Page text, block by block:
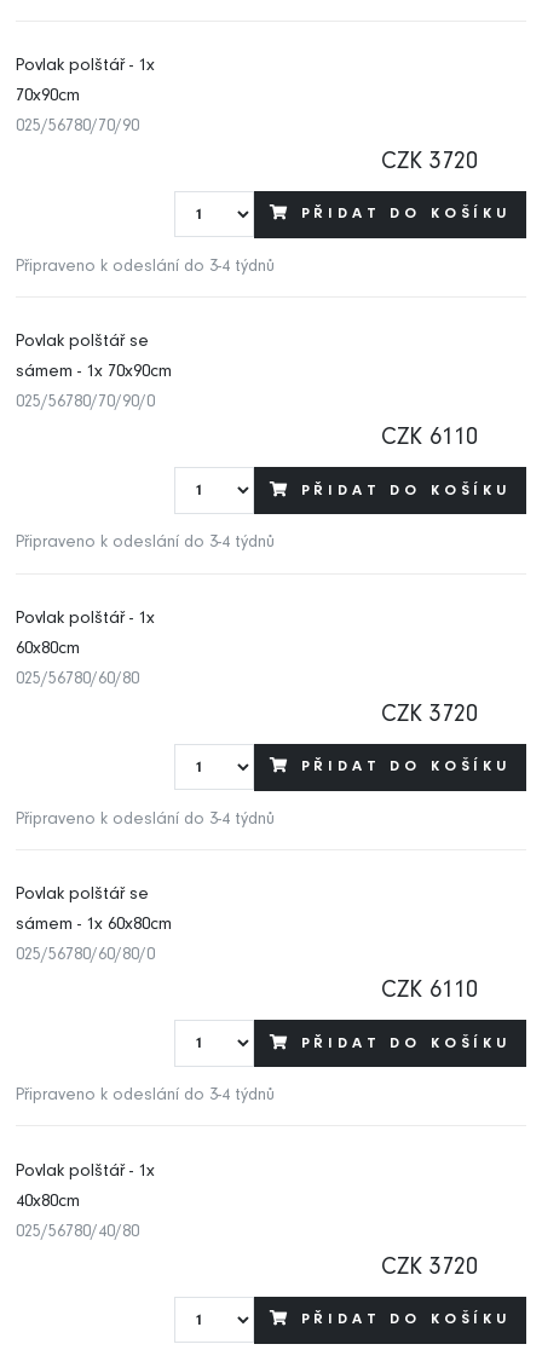
Povlak polštář - 1x
70x90cm
025/56780/70/90
CZK 3720
PŘIDAT DO KOŠÍKU
Připraveno k odeslání do 3-4 týdnů
Povlak polštář se
sámem - 1x 70x90cm
025/56780/70/90/0
CZK 6110
PŘIDAT DO KOŠÍKU
Připraveno k odeslání do 3-4 týdnů
Povlak polštář - 1x
60x80cm
025/56780/60/80
CZK 3720
PŘIDAT DO KOŠÍKU
Připraveno k odeslání do 3-4 týdnů
Povlak polštář se
sámem - 1x 60x80cm
025/56780/60/80/0
CZK 6110
PŘIDAT DO KOŠÍKU
Připraveno k odeslání do 3-4 týdnů
Povlak polštář - 1x
40x80cm
025/56780/40/80
CZK 3720
PŘIDAT DO KOŠÍKU